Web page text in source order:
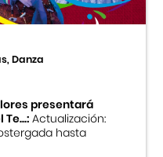
Danza
presentará
Te...:Actualización:
hasta